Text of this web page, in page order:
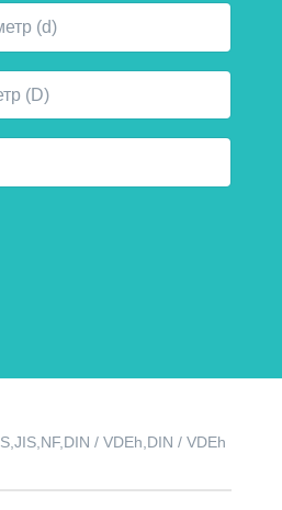
/ VDEh,DIN / VDEh